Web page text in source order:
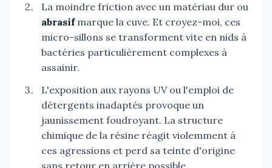
La moindre friction avec un matériau dur ou
abrasifmarque la cuve. Et croyez-moi, ces
micro-sillons se transforment vite en nids à
bactéries particulièrement complexes à
assainir.
L'exposition aux rayons UV ou l'emploi de
détergents inadaptés provoque un
jaunissement foudroyant. La structure
chimique de la résine réagit violemment à
ces agressions et perd sa teinte d'origine